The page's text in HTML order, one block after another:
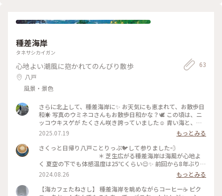
おかげで見つけられました。ありがとうございます！ また行
種差海岸
タネサシカイガン
心地よい潮風に抱かれてのんびり散歩
八戸
風景・景色
63
さらに北上して、種差海岸に✨️ お天気にも恵まれて、お散歩日
和☀️ 写真のウミネコさんもお散歩日和かな？🕊️ この頃は、ニ
ッコウキスゲが たくさん咲き誇っていました☺️ 青い海と、青
い空☁️🫧 それに、ニッコウキスゲ🌼 とっても映える景色です
ね♪ #アートな景色
2025.07.19
もっとみる
さくっと日帰り八戸ことりっぷ🐦して参りました💨
＊ 芝生広がる種差海岸は海風が心地よ
く 夏空の下でも体感温度は25℃くらい😌✨ 前回から8年ぶりく
らいに来たのですが インフォメーションセンターや カフェな
どが新設されていてゆっくり過ごせました✨
＊ #ことりっぷ旅2024 #透明の世界
2024.08.26
もっとみる
【海カフェたねさし】 種差海岸を眺めながらコーヒー☕️ ピク